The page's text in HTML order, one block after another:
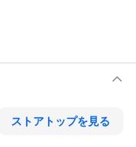
ストアトップを見る